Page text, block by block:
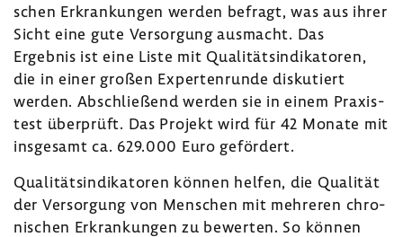
schen Erkran­kungen werden befragt, was aus ihrer
Sicht eine gute Versor­gung ausmacht. Das
Ergebnis ist eine Liste mit Quali­täts­in­di­ka­toren,
die in einer großen Exper­ten­runde disku­tiert
werden. Abschlie­ßend werden sie in einem Praxis­
test über­prüft. Das Projekt wird für 42 Monate mit
insge­samt ca. 629.000 Euro geför­dert.
Quali­täts­in­di­ka­toren können helfen, die Qualität
der Versor­gung von Menschen mit mehreren chro­
ni­schen Erkran­kungen zu bewerten. So können